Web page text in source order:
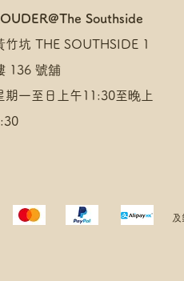
Southside
竹坑 THE SOUTHSIDE 1
136 號舖
期一至日上午11:30至晚上